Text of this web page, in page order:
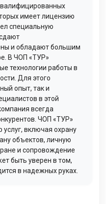
имеет лицензию
специальную
и обладают большим
В ЧОП «ТУР»
технологии работы в
Для этого
опыт, так и
в этой
всегда
ЧОП «ТУР»
услуг, включая охрану
объектов, личную
и сопровождение
быть уверен в том,
в надежных руках.